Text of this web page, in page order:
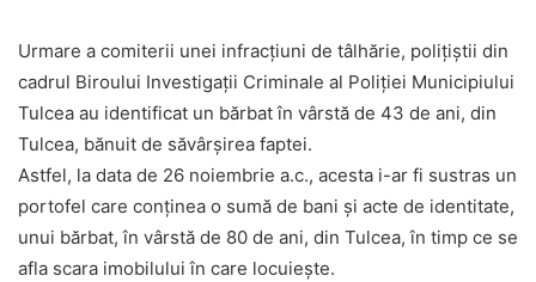
Urmare a comiterii unei infracțiuni de tâlhărie, polițiștii din
cadrul Biroului Investigații Criminale al Poliției Municipiului
Tulcea au identificat un bărbat în vârstă de 43 de ani, din
Tulcea, bănuit de săvârșirea faptei.
Astfel, la data de 26 noiembrie a.c., acesta i-ar fi sustras un
portofel care conținea o sumă de bani și acte de identitate,
unui bărbat, în vârstă de 80 de ani, din Tulcea, în timp ce se
afla scara imobilului în care locuiește.